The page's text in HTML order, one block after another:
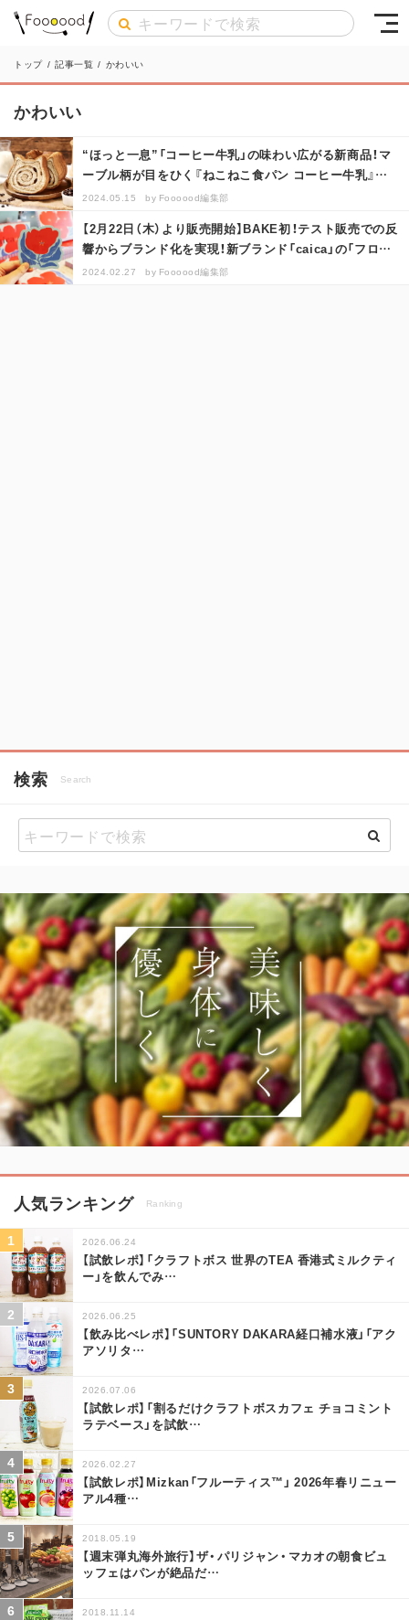
トップ / 記事一覧 / かわいい
かわいい
“ほっと一息”「コーヒー牛乳」の味わい広がる新商品！マ
ーブル柄が目をひく『ねこねこ食パン コーヒー牛乳』を
はじめ、食感楽しい『ザク…
2024.05.15 by Foooood編集部
【2⽉22⽇（⽊）より販売開始】BAKE初！テスト販売での反
響からブランド化を実現！新ブランド「caica」の「フロラ
ンショコラサ…
2024.02.27 by Foooood編集部
検索 Search
人気ランキング Ranking
2026.06.24
【試飲レポ】「クラフトボス 世界のTEA 香港式ミルクティ
ー」を飲んでみ…
2026.06.25
【飲み比べレポ】「SUNTORY DAKARA経口補水液」「アク
アソリタ…
2026.07.06
【試飲レポ】「割るだけクラフトボスカフェ チョコミント
ラテベース」を試飲…
2026.02.27
【試飲レポ】Mizkan「フルーティス™」 2026年春リニュー
アル4種…
2018.05.19
【週末弾丸海外旅行】ザ・パリジャン・マカオの朝食ビュ
ッフェはパンが絶品だ…
2018.11.14